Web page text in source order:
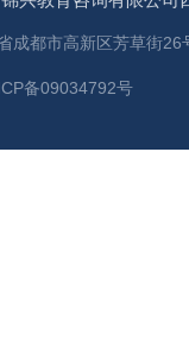
成都市高新区芳草街
备09034792号